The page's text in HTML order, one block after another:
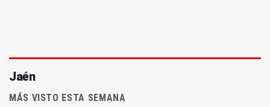
Jaén
MÁS VISTO ESTA SEMANA